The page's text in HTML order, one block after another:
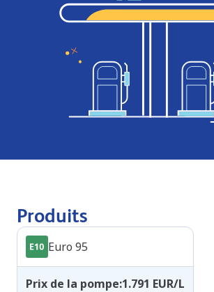
Produits
Euro 95
Prix de la pompe:1.791 EUR/L